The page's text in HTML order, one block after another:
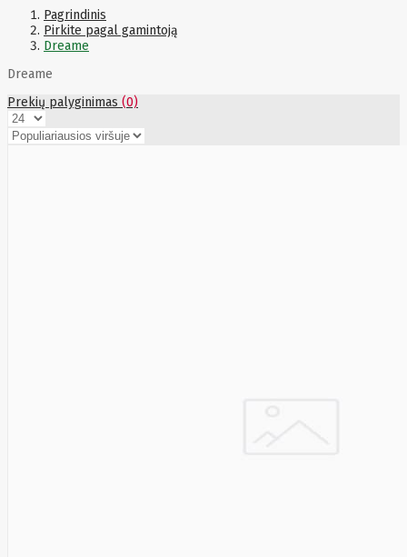
Aqara
Arctic
Armac
ASM
Asrock
Assmann
ASSMANN
Astroenergy
Pagrindinis
Pirkite pagal gamintoją
Dreame
Dreame
Prekių palyginimas (0)